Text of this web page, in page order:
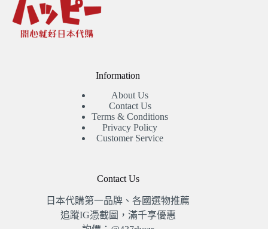
Information
About Us
Contact Us
Terms & Conditions
Privacy Policy
Customer Service
Contact Us
日本代購第一品牌、各國選物推薦
追蹤IG憑截圖，滿千享優惠